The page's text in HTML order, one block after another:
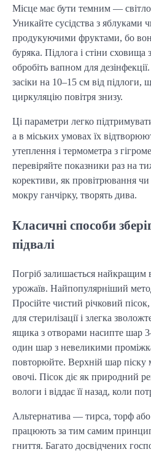
Місце має бути темним —
Уникайте сусідства з яблуками
продукуючими фруктами, бо
буряка. Підлога і стіни сховища
обробіть вапном для
засіки на 10–15 см від підлоги,
циркуляцію повітря знизу.
Ці параметри легко
а в міських умовах їх
утеплення і термометра з
перевіряйте показники раз на
корективи, як провітрювання
мокру ганчірку, творять дива.
Класичні способи
підвалі
Погріб залишається найкращим
урожаїв. Найпопулярніший
Просійте чистий річковий
для стерилізації і злегка
ящика з отворами насипте шар
один шар з невеликими
повторюйте. Верхній шар піску
овочі. Пісок діє як природний
вологи і віддає її назад, коли
Альтернатива — тирса, торф
працюють за тим самим
гниття. Багато досвідчених